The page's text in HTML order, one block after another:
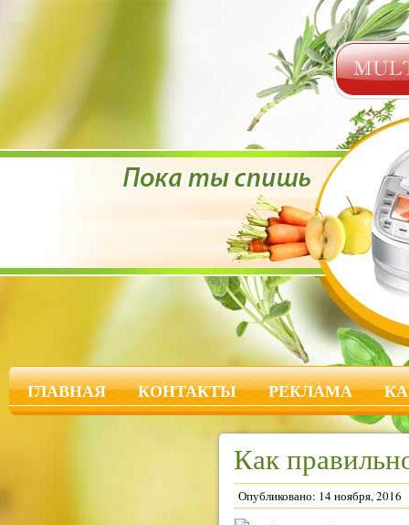
ГЛАВНАЯ КОНТАКТЫ РЕКЛАМА
Как
Опубликовано: 14 ноября, 2016